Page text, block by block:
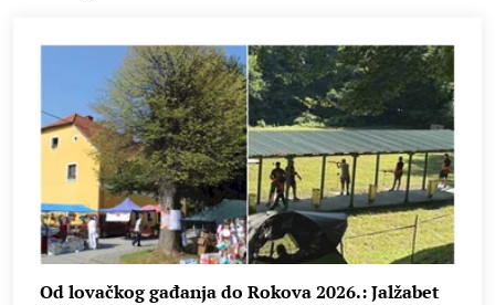
Od lovačkog gađanja do Rokova 2026.: Jalžabet